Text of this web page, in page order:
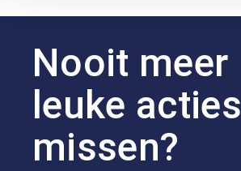
Nooit meer
leuke acties
missen?